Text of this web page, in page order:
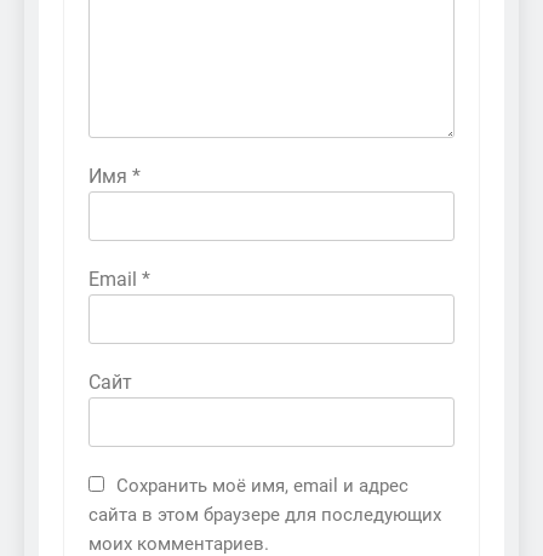
Имя *
Email *
Сайт
Сохранить моё имя, email и адрес
сайта в этом браузере для последующих
моих комментариев.